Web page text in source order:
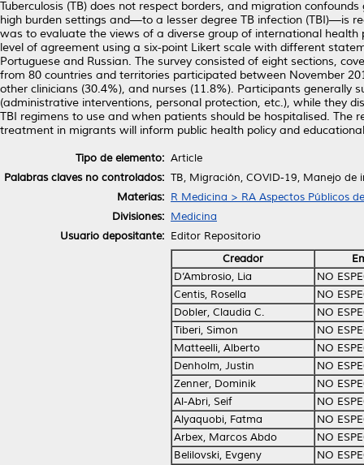
Tuberculosis (TB) does not respect borders, and migration
high burden settings and—to a lesser degree TB infection (TBI)—is
was to evaluate the views of a diverse group of international
level of agreement using a six-point Likert scale with different
Portuguese and Russian. The survey consisted of eight sections,
from 80 countries and territories participated between November
other clinicians (30.4%), and nurses (11.8%). Participants generally
(administrative interventions, personal protection, etc.), while they
TBI regimens to use and when patients should be hospitalised.
treatment in migrants will inform public health policy and
Tipo de elemento: Article
Palabras claves no controlados: TB, Migración, COVID-19, Manejo de
Materias: R Medicina > RA Aspectos Públicos
Divisiones: Medicina
Usuario depositante: Editor Repositorio
Creador
D’Ambrosio, Lia
NO
Centis, Rosella
NO
Dobler, Claudia C.
NO
Tiberi, Simon
NO
Matteelli, Alberto
NO
Denholm, Justin
NO
Zenner, Dominik
NO
Al-Abri, Seif
NO
Alyaquobi, Fatma
NO
Arbex, Marcos Abdo
NO
Belilovski, Evgeny
NO